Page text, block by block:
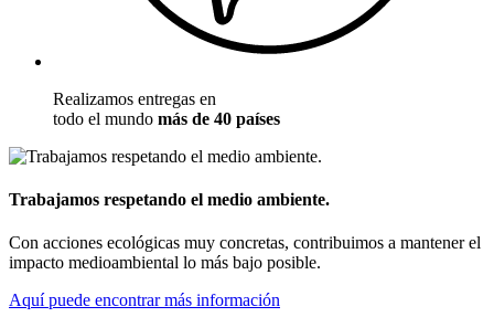
Realizamos entregas en
todo el mundo más de 40 países
Trabajamos respetando el medio ambiente.
Con acciones ecológicas muy concretas, contribuimos a mantener el
impacto medioambiental lo más bajo posible.
Aquí puede encontrar más información